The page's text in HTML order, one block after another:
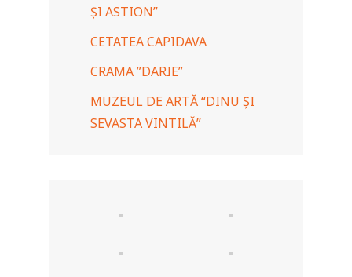
ȘI ASTION”
CETATEA CAPIDAVA
CRAMA ”DARIE”
MUZEUL DE ARTĂ “DINU ȘI
SEVASTA VINTILĂ”